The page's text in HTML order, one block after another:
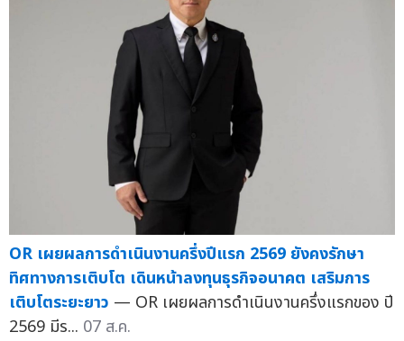
OR เผยผลการดำเนินงานครึ่งปีแรก 2569 ยังคงรักษา
ทิศทางการเติบโต เดินหน้าลงทุนธุรกิจอนาคต เสริมการ
เติบโตระยะยาว — OR เผยผลการดำเนินงานครึ่งแรกของ ปี
2569 มีร... 07 ส.ค.